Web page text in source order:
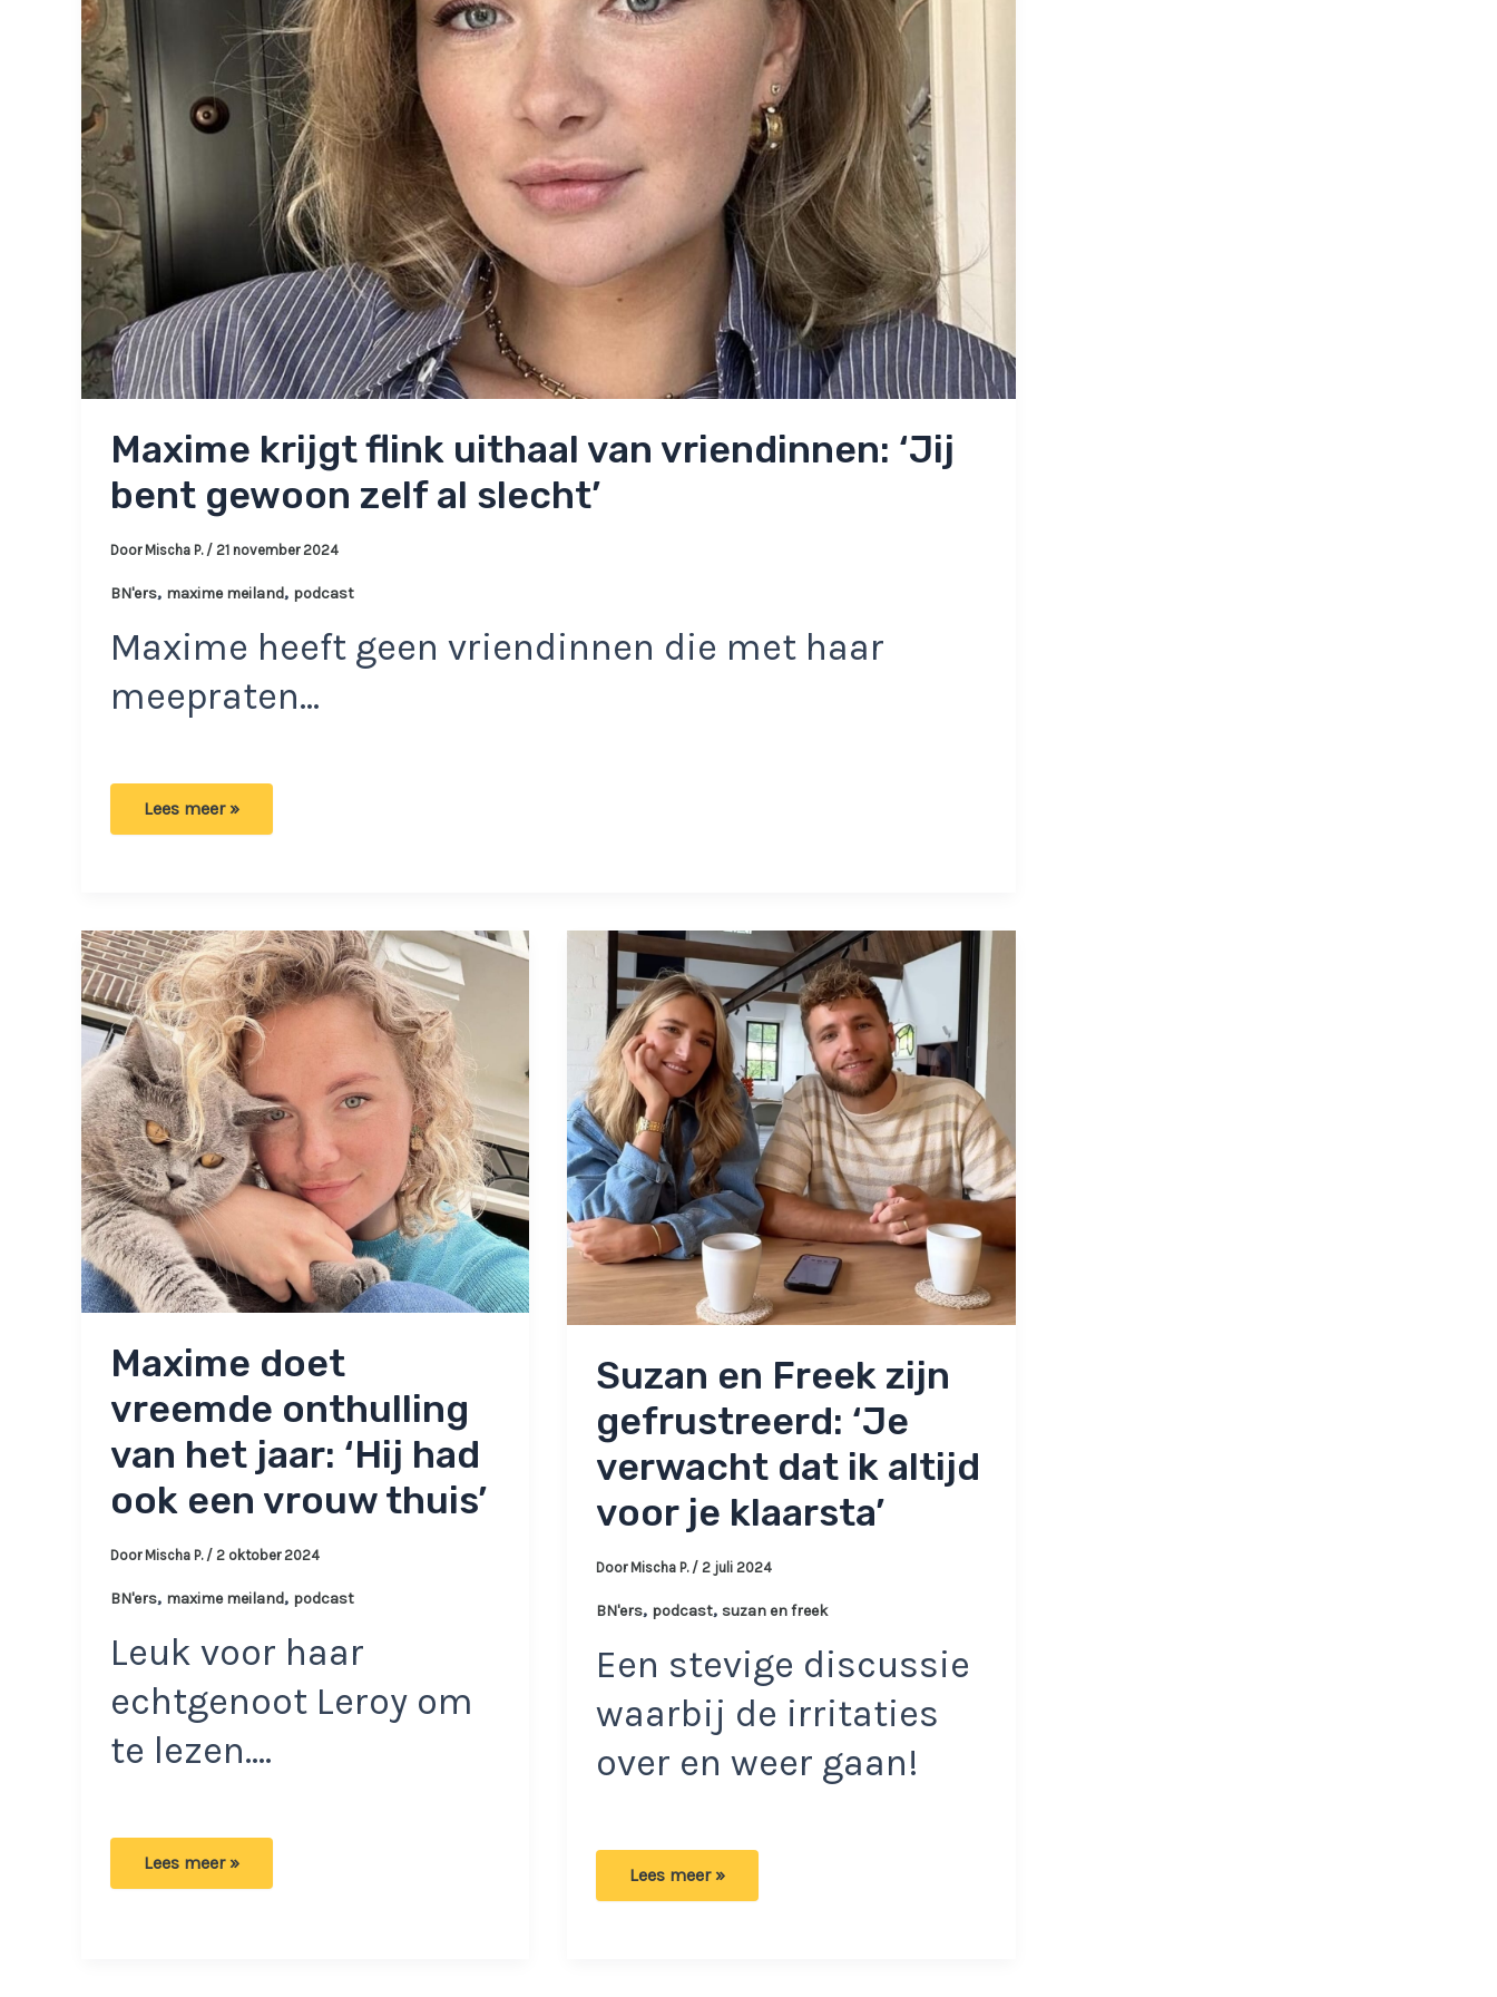
Maxime krijgt flink uithaal van vriendinnen: ‘Jij
bent gewoon zelf al slecht’
Door Mischa P. / 21 november 2024
BN'ers, maxime meiland, podcast
Maxime heeft geen vriendinnen die met haar
meepraten…
Maxime
bent
gewoon
zelf
al
slecht’
Lees meer »
Maxime doet
vreemde onthulling
van het jaar: ‘Hij had
ook een vrouw thuis’
Door Mischa P. / 2 oktober 2024
BN'ers, maxime meiland, podcast
Leuk voor haar
echtgenoot Leroy om
te lezen….
Maxime
Lees meer »
Suzan en Freek zijn
gefrustreerd: ‘Je
verwacht dat ik altijd
voor je klaarsta’
Door Mischa P. / 2 juli 2024
BN'ers, podcast, suzan en freek
Een stevige discussie
waarbij de irritaties
over en weer gaan!
Suzan
Lees meer »